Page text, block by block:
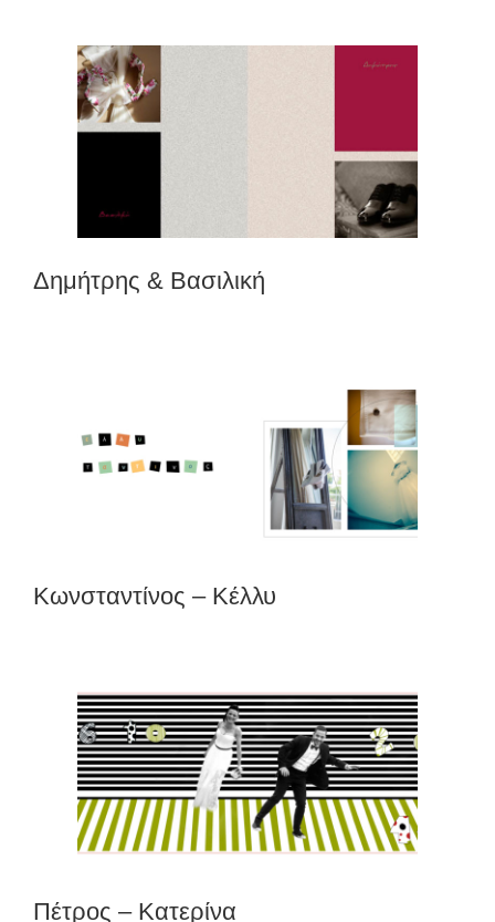
Δημήτρης & Βασιλική
Κωνσταντίνος – Κέλλυ
Πέτρος – Κατερίνα